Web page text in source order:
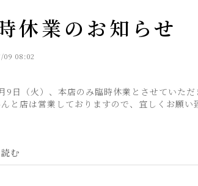
休業のお知らせ
09 08:02
9日（火）、本店のみ臨時休業とさせていた
と店は営業しておりますので、宜しくお願い
む